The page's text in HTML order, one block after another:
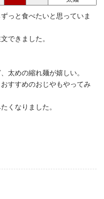
っと食べたいと思っていま
できました。
太めの縮れ麺が嬉しい。
すすめのおじやもやってみ
くなりました。